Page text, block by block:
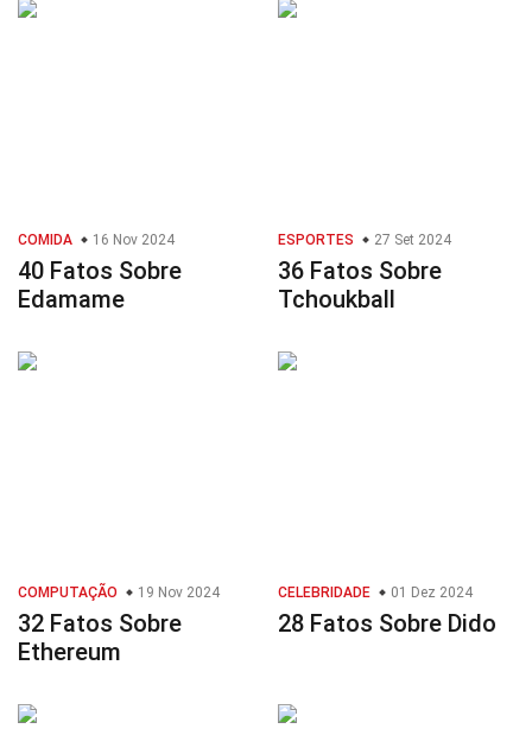
COMIDA 16 Nov 2024
40 Fatos Sobre
Edamame
ESPORTES 27 Set 2024
36 Fatos Sobre
Tchoukball
COMPUTAÇÃO 19 Nov 2024
32 Fatos Sobre
Ethereum
CELEBRIDADE 01 Dez 2024
28 Fatos Sobre Dido